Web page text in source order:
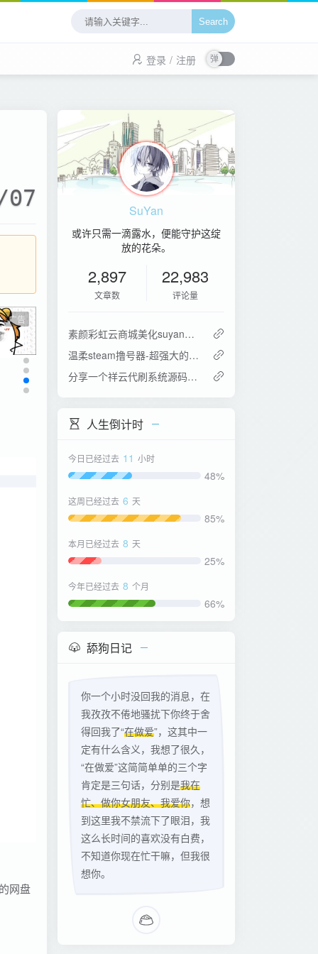
Search
登录 / 注册
07
广告
网盘
SuYan
或许只需一滴露水，便能守护这绽
放的花朵。
2,897
文章数
22,983
评论量
素颜彩虹云商城美化suyan模板
温柔steam撸号器-超强大的QQkey获取器
分享一个祥云代刷系统源码【非泛滥版】
人生倒计时
今日已经过去 11 小时
48%
这周已经过去 6 天
85%
本月已经过去 8 天
25%
今年已经过去 8 个月
66%
舔狗日记
你一个小时没回我的消息，在
我孜孜不倦地骚扰下你终于舍
得回我了“在做爱”，这其中一
定有什么含义，我想了很久，
“在做爱”这简简单单的三个字
肯定是三句话，分别是我在
忙、做你女朋友、我爱你，想
到这里我不禁流下了眼泪，我
这么长时间的喜欢没有白费，
不知道你现在忙干嘛，但我很
想你。